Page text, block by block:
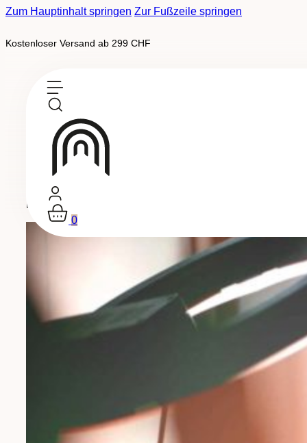
Zum Hauptinhalt springen Zur Fußzeile springen
Kostenloser Versand ab 299 CHF
0
Gaëlle Garrocq
Par son idée, l’artiste linograveuse illustre la vie qui